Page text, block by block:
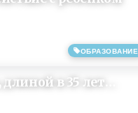
ОБРАЗОВАНИЕ
в 35 лет…